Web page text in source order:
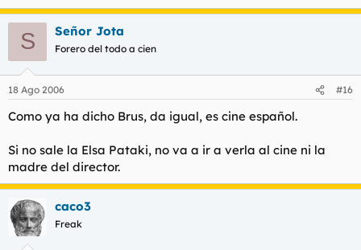
S Señor Jota
Forero del todo a cien
18 Ago 2006 #16
Como ya ha dicho Brus, da igual, es cine español.
Si no sale la Elsa Pataki, no va a ir a verla al cine ni la
madre del director.
caco3
Freak